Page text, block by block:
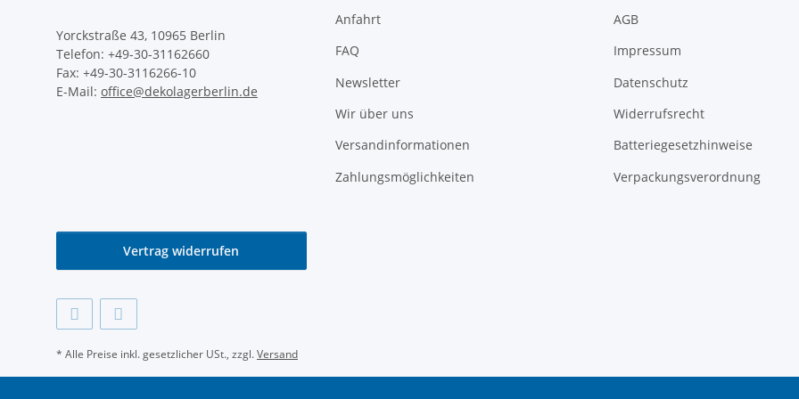
Yorckstraße 43, 10965 Berlin
Telefon: +49-30-31162660
Fax: +49-30-3116266-10
E-Mail: office@dekolagerberlin.de
Anfahrt
FAQ
Newsletter
Wir über uns
Versandinformationen
Zahlungsmöglichkeiten
AGB
Impressum
Datenschutz
Widerrufsrecht
Batteriegesetzhinweise
Verpackungsverordnung
Vertrag widerrufen
* Alle Preise inkl. gesetzlicher USt., zzgl.Versand